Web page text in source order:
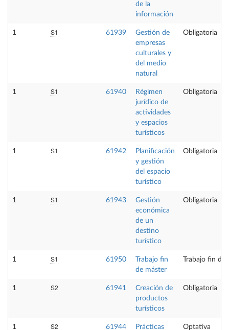
de la
información
1 S1 61939
Gestión de
empresas
culturales y
del medio
natural
Obligatoria
1 S1 61940
Régimen
jurídico de
actividades
y espacios
turísticos
Obligatoria
1 S1 61942
Planificación
y gestión
del espacio
turístico
Obligatoria
1 S1 61943
Gestión
económica
de un
destino
turístico
Obligatoria
1 S1 61950
Trabajo fin
de máster
Trabajo fin de
1 S2 61941
Creación de
productos
turísticos
Obligatoria
1 S2 61944
Prácticas
Optativa